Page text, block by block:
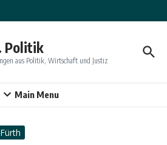
Politik
aus Politik, Wirtschaft und Justiz
Main Menu